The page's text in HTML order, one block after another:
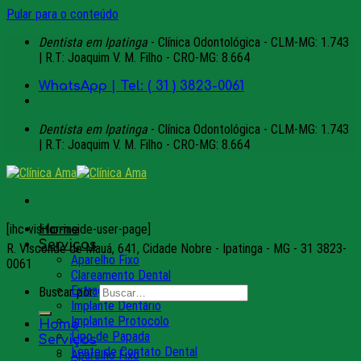
Pular para o conteúdo
Dentista em Ipatinga - Clínica Odontológica - CLM-MG: 1.743
| R.T: Joaquim V. M. Filho - CRO-MG: 8.664
WhatsApp | Tel: ( 31 ) 3823-0061
Dentista em Ipatinga - Clínica Odontológica - CLM-MG: 1.743
| R.T: Joaquim V. M. Filho - CRO-MG: 8.664
Home
Serviços
Aparelho Fixo
Clareamento Dental
Extração de Siso
Implante Dentário
Implante Protocolo
Lipo de Papada
Lente de Contato Dental
[ihc-visitor-inside-user-page]
R. Visconde de Mauá, 641, Cidade Nobre - Ipatinga - MG - 31 3823-
0061
Buscar por:
Home
Serviços
Aparelho Fixo